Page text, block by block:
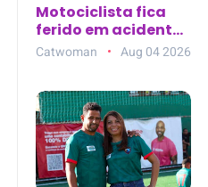
Motociclista fica
ferido em acidente
no Bairro
Cacheado, em
Catwoman Aug 04 2026